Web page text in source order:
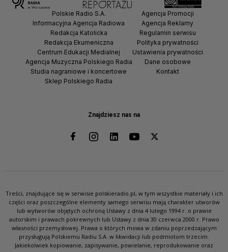
Znajdziesz nas na
Polskie Radio S.A.
Informacyjna Agencja Radiowa
Redakcja Katolicka
Redakcja Ekumeniczna
Centrum Edukacji Medialnej
Agencja Muzyczna Polskiego Radia
Studia nagraniowe i koncertowe
Sklep Polskiego Radia
Agencja Promocji
Agencja Reklamy
Regulamin serwisu
Polityka prywatności
Ustawienia prywatności
Dane osobowe
Kontakt
Treści, znajdujące się w serwisie polskieradio.pl, w tym wszystkie materiały i ich
części oraz poszczególne elementy samego serwisu mają charakter utworów
lub wytworów objętych ochroną Ustawy z dnia 4 lutego 1994 r. o prawie
autorskim i prawach pokrewnych lub Ustawy z dnia 30 czerwca 2000 r. Prawo
własności przemysłowej. Prawa o których mowa w zdaniu poprzedzającym
przysługują Polskiemu Radiu S.A. w likwidacji lub podmiotom trzecim.
Jakiekolwiek kopiowanie, zapisywanie, powielanie, reprodukowanie oraz